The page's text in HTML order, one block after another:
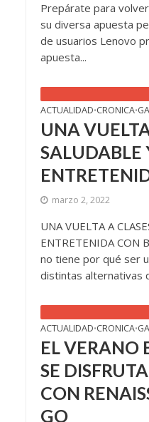
Prepárate para
su diversa apuesta
de usuarios Lenovo
apuesta...
ACTUALIDAD•CRONICA•
UNA
SALUDABLE
marzo 2, 2022
UNA VUELTA A
ENTRETENIDA CON
no tiene por qué ser
distintas alternativas
ACTUALIDAD•CRONICA•
EL VERANO
SE DISFRUTA
CON
GO